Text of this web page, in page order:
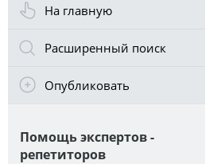
На главную
Расширенный поиск
Опубликовать
Помощь экспертов -
репетиторов